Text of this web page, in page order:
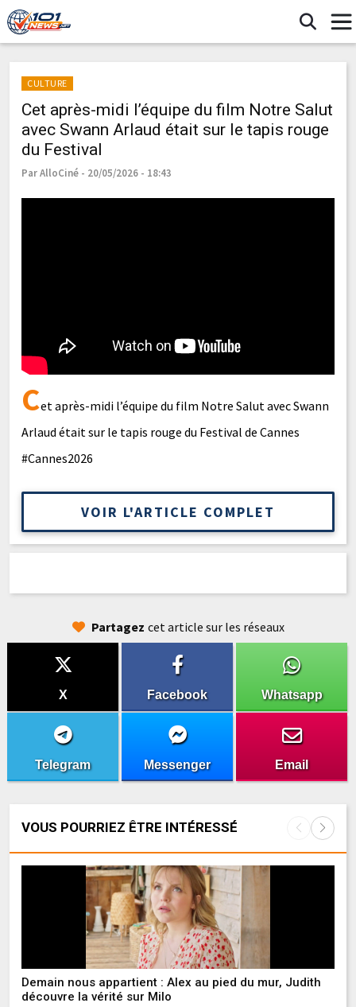
CULTURE
Cet après-midi l’équipe du film Notre Salut
avec Swann Arlaud était sur le tapis rouge
du Festival
Par AlloCiné - 20/05/2026 - 18:43
Cet après-midi l’équipe du film Notre Salut avec Swann
Arlaud était sur le tapis rouge du Festival de Cannes
#Cannes2026
VOIR L'ARTICLE COMPLET
Partagez cet article sur les réseaux
X Facebook Whatsapp
Telegram Messenger Email
VOUS POURRIEZ ÊTRE INTÉRESSÉ
Demain nous appartient : Alex au pied du mur, Judith
découvre la vérité sur Milo